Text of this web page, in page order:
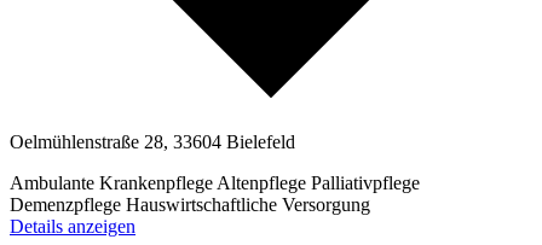
Oelmühlenstraße 28, 33604 Bielefeld
Ambulante Krankenpflege Altenpflege Palliativpflege
Demenzpflege Hauswirtschaftliche Versorgung
Details anzeigen